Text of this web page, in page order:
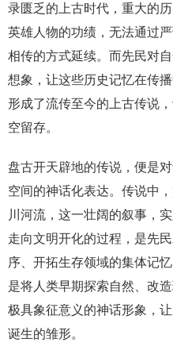
录匮乏的上古时代，重大的
英雄人物的功绩，无法通过
相传的方式延续。而先民对
想象，让这些历史记忆在传
形成了流传至今的上古传说
空留存。
盘古开天辟地的传说，便是
空间的神话化表达。传说中
川河流，这一壮阔的叙事，
走向文明开化的过程，是先
序、开拓生存领域的集体记
是将人类早期探索自然、改
极具象征意义的神话形象，
诞生的雏形。